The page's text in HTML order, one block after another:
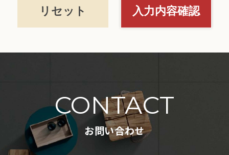
CONTACT
お問い合わせ